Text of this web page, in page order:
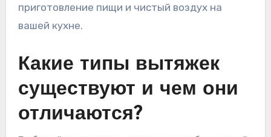
приготовление пищи и чистый воздух на
вашей кухне.
Какие типы вытяжек
существуют и чем они
отличаются?